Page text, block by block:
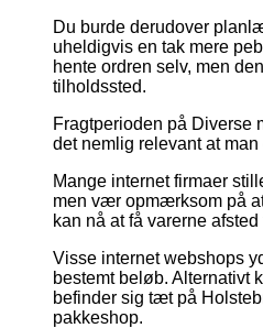
Du burde derudover
uheldigvis en tak mere
hente ordren selv, men
tilholdssted.
Fragtperioden på Diverse
det nemlig relevant at
Mange internet firmaer
men vær opmærksom på
kan nå at få varerne
Visse internet webshops
bestemt beløb. Alternativt
befinder sig tæt på
pakkeshop.